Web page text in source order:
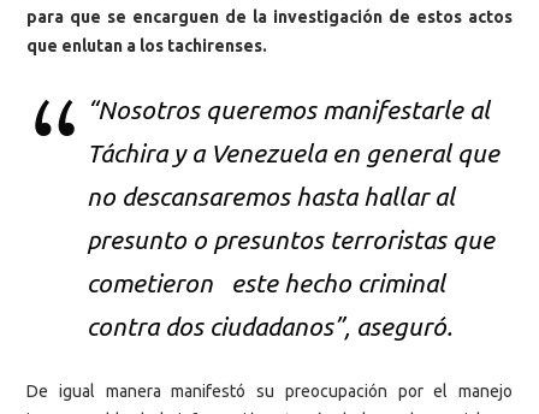
para que se encarguen de la investigación de estos actos
que enlutan a los tachirenses.
“Nosotros queremos manifestarle al
Táchira y a Venezuela en general que
no descansaremos hasta hallar al
presunto o presuntos terroristas que
cometieron este hecho criminal
contra dos ciudadanos”, aseguró.
De igual manera manifestó su preocupación por el manejo